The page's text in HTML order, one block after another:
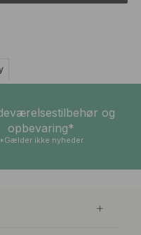
og
opbevaring*
*Gælder ikke nyheder